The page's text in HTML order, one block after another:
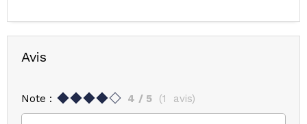
Avis
Note : 4 / 5 (1 avis)